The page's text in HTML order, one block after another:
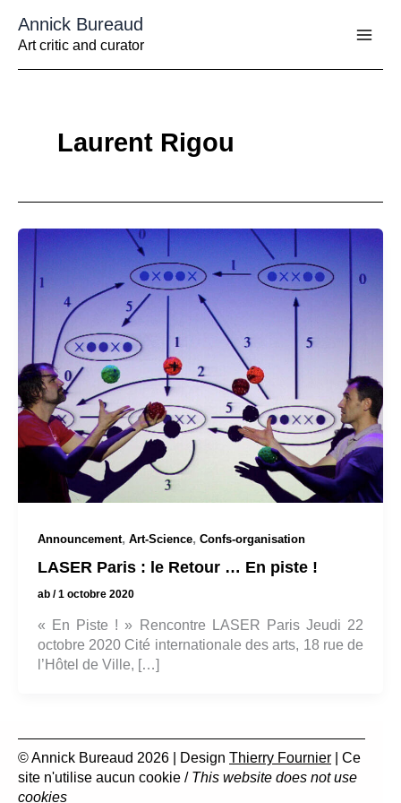
contenu
Annick Bureaud
Art critic and curator
Laurent Rigou
Announcement, Art-Science, Confs-organisation
LASER Paris : le Retour … En piste !
ab /1 octobre 2020
« En Piste ! » Rencontre LASER Paris Jeudi 22
octobre 2020 Cité internationale des arts, 18 rue de
l’Hôtel de Ville, […]
© Annick Bureaud 2026 | Design Thierry Fournier | Ce
site n'utilise aucun cookie / This website does not use
cookies